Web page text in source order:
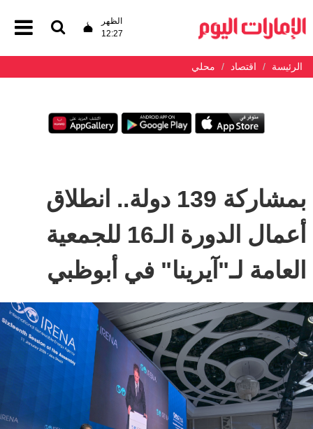
الظهر
12:27
الرئيسة اقتصاد محلي
بمشاركة 139 دولة.. انطلاق
أعمال الدورة الـ16 للجمعية
العامة لـ"آيرينا" في أبوظبي